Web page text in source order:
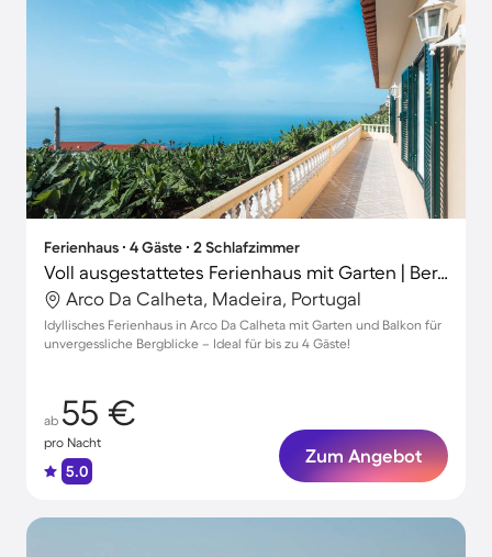
Ferienhaus ∙ 4 Gäste ∙ 2 Schlafzimmer
Voll ausgestattetes Ferienhaus mit Garten | Bergblick
Arco Da Calheta, Madeira, Portugal
Idyllisches Ferienhaus in Arco Da Calheta mit Garten und Balkon für
unvergessliche Bergblicke – Ideal für bis zu 4 Gäste!
ab 55 €
pro Nacht
5.0
Zum Angebot